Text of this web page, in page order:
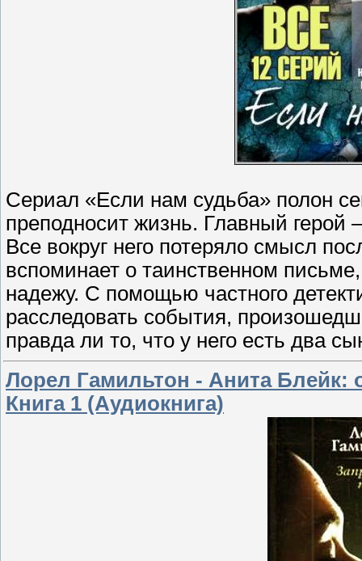
Сериал «Если нам судьба» полон
преподносит жизнь. Главный герой
Все вокруг него потеряло смысл
вспоминает о таинственном
надежу. С помощью частного
расследовать события,
правда ли то, что у него есть два
Лорел Гамильтон - Анита Блейк:
Книга 1 (Аудиокнига)